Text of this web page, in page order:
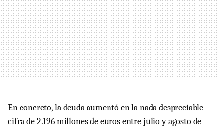
En concreto, la deuda aumentó en la nada despreciable
cifra de 2.196 millones de euros entre julio y agosto de